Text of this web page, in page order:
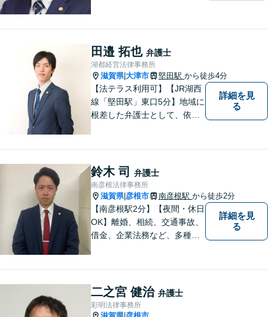
お話をお聞かせください。
【無料駐車場あり】
田邉 拓也 弁護士
湖都経営法律事務所
滋賀県|大津市 堅田駅 から徒歩4分
【法テラス利用可】【JR湖西
線「堅田駅」東口5分】地域に
根差した弁護士として、依頼
ます。弁護士に依頼するのは
敷居が高いとお考えの方も、
まずは一度ご相談ください。
詳細を見
る
鈴木 司 弁護士
南彦根法律事務所
滋賀県| 彦根市 南彦根駅 から徒歩2分
【南彦根駅2分】【夜間・休日
OK】離婚、相続、交通事故、
借金、企業法務など、多種多
をモットーに、皆様それぞれ
に合った解決を図ってまいり
ます。お気軽にご相談くださ
詳細を見
る
二之宮 健治 弁護士
彩明法律事務所
滋賀県 彦根市